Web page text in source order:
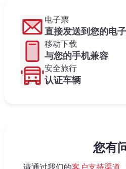
电子票
直接发送到您的电
移动下载
与您的手机兼容
安全旅行
认证车辆
您有
请通过我们的客户支持渠道